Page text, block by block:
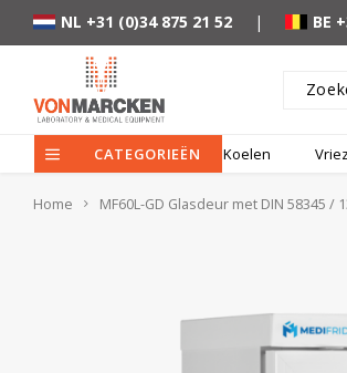
NL +31 (0)34 875 21 52 | BE
CATEGORIEËN Koelen
Home MF60L-GD Glasdeur met DIN 58345 /